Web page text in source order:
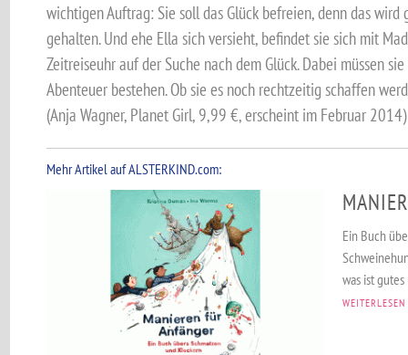
wichtigen Auftrag: Sie soll das Glück befreien, denn das
gehalten. Und ehe Ella sich versieht, befindet sie sich mit
Zeitreiseuhr auf der Suche nach dem Glück. Dabei müssen
Abenteuer bestehen. Ob sie es noch rechtzeitig schaffen
(Anja Wagner, Planet Girl, 9,99 €, erscheint im Februar 2014)
Mehr Artikel auf ALSTERKIND.com:
Ein Buch
was ist
WEITERLESEN